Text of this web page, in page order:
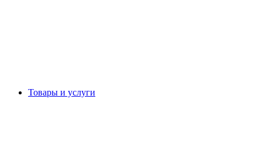
Товары и услуги